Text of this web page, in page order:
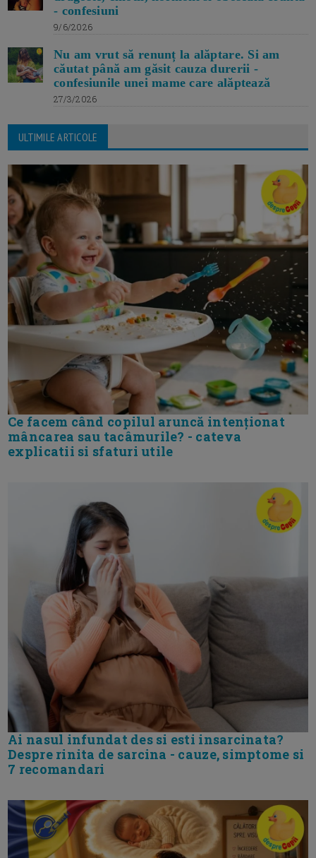
- confesiuni
9/6/2026
Nu am vrut să renunț la alăptare. Si am
căutat până am găsit cauza durerii -
confesiunile unei mame care alăptează
27/3/2026
ULTIMILE ARTICOLE
Ce facem când copilul aruncă intenționat
mâncarea sau tacâmurile? - cateva
explicatii si sfaturi utile
Ai nasul infundat des si esti insarcinata?
Despre rinita de sarcina - cauze, simptome si
7 recomandari